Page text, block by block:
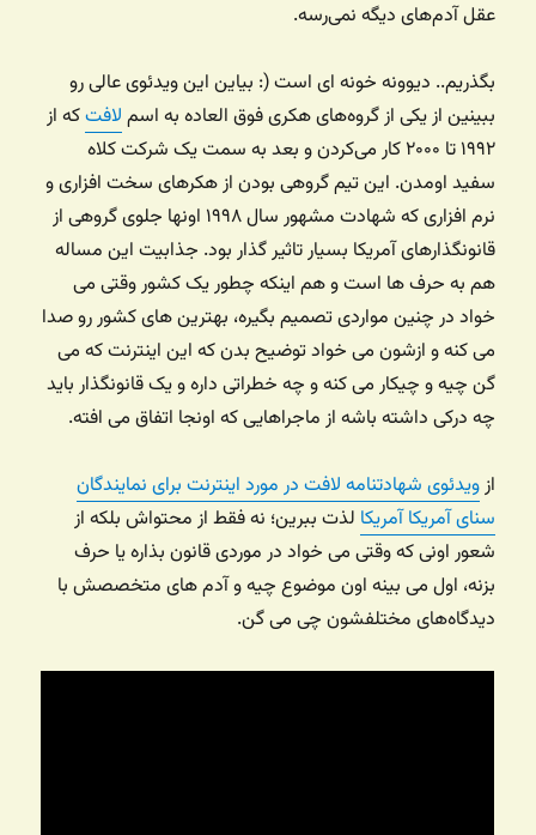
عقل آدم‌های دیگه نمی‌رسه.
بگذریم.. دیوونه خونه ای است (: بیاین این ویدئوی عالی رو
ببینین از یکی از گروه‌های هکری فوق العاده به اسم لافتکه از
۱۹۹۲ تا ۲۰۰۰ کار می‌کردن و بعد به سمت یک شرکت کلاه
سفید اومدن. این تیم گروهی بودن از هکرهای سخت افزاری و
نرم افزاری که شهادت مشهور سال ۱۹۹۸ اونها جلوی گروهی از
قانونگذارهای آمریکا بسیار تاثیر گذار بود. جذابیت این مساله
هم به حرف ها است و هم اینکه چطور یک کشور وقتی می
خواد در چنین مواردی تصمیم بگیره، بهترین های کشور رو صدا
می کنه و ازشون می خواد توضیح بدن که این اینترنت که می
گن چیه و چیکار می کنه و چه خطراتی داره و یک قانونگذار باید
چه درکی داشته باشه از ماجراهایی که اونجا اتفاق می افته.
ازویدئوی شهادتنامه لافت در مورد اینترنت برای نمایندگان
سنای آمریکا آمریکا لذت ببرین؛ نه فقط از محتواش بلکه از
شعور اونی که وقتی می خواد در موردی قانون بذاره یا حرف
بزنه، اول می بینه اون موضوع چیه و آدم های متخصصش با
دیدگاه‌های مختلفشون چی می گن.